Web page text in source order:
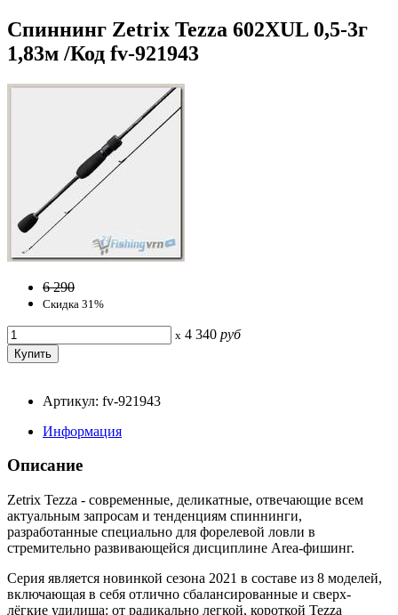
Спиннинг Zetrix Tezza 602XUL 0,5-3г
1,83м /Код fv-921943
6 290
Скидка 31%
x 4 340 руб
Артикул: fv-921943
Информация
Описание
Zetrix Tezza - современные, деликатные, отвечающие всем
актуальным запросам и тенденциям спиннинги,
разработанные специально для форелевой ловли в
стремительно развивающейся дисциплине Area-фишинг.
Серия является новинкой сезона 2021 в составе из 8 моделей,
включающая в себя отлично сбалансированные и сверх-
лёгкие удилища: от радикально легкой, короткой Tezza